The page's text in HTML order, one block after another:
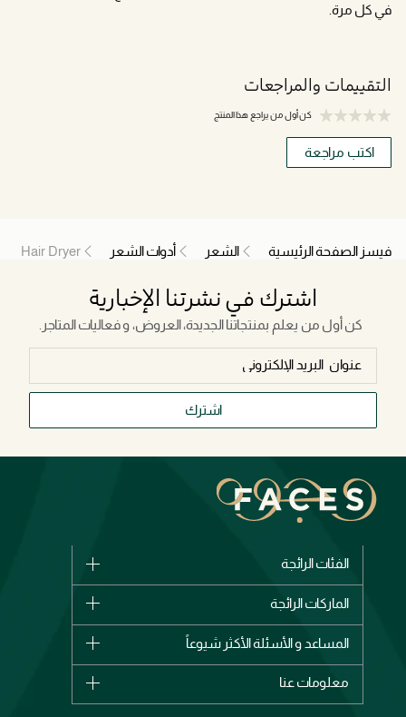
في كل مرة.
التقييمات والمراجعات
كن أول من يراجع هذا المنتج
اكتب مراجعة
فيسز الصفحة الرئيسية الشعر أدوات الشعر Hair Dryer
اشترك في نشرتنا الإخبارية
كن أول من يعلم بمنتجاتنا الجديدة، العروض، و فعاليات المتاجر.
اشترك
الفئات الرائجة
الأكثر مبيعاً
اشترِ بطاقة هدية
الماركات الرائجة
بربري
إيف سان لوران
المساعد و الأسئلة الأكثر شيوعاً
معلومات عنا